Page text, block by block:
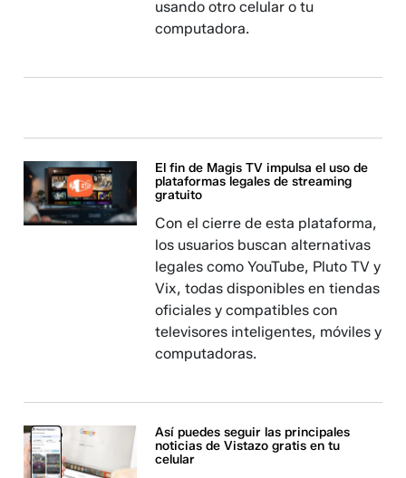
usando otro celular o tu
computadora.
El fin de Magis TV impulsa el uso de
plataformas legales de streaming
gratuito
Con el cierre de esta plataforma,
los usuarios buscan alternativas
legales como YouTube, Pluto TV y
Vix, todas disponibles en tiendas
oficiales y compatibles con
televisores inteligentes, móviles y
computadoras.
Así puedes seguir las principales
noticias de Vistazo gratis en tu
celular